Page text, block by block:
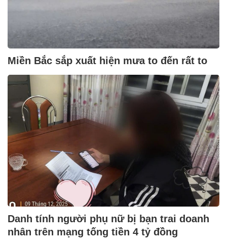
Miền Bắc sắp xuất hiện mưa to đến rất to
Danh tính người phụ nữ bị bạn trai doanh
nhân trên mạng tống tiền 4 tỷ đồng